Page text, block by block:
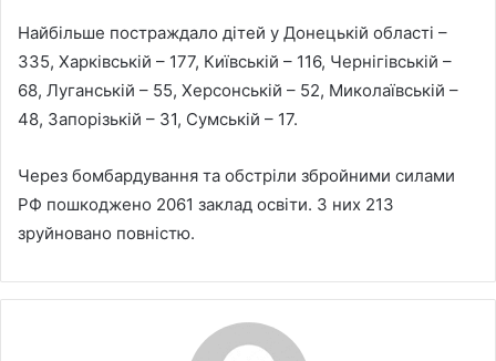
Найбільше постраждало дітей у Донецькій області –
335, Харківській – 177, Київській – 116, Чернігівській –
68, Луганській – 55, Херсонській – 52, Миколаївській –
48, Запорізькій – 31, Сумській – 17.
Через бомбардування та обстріли збройними силами
РФ пошкоджено 2061 заклад освіти. З них 213
зруйновано повністю.